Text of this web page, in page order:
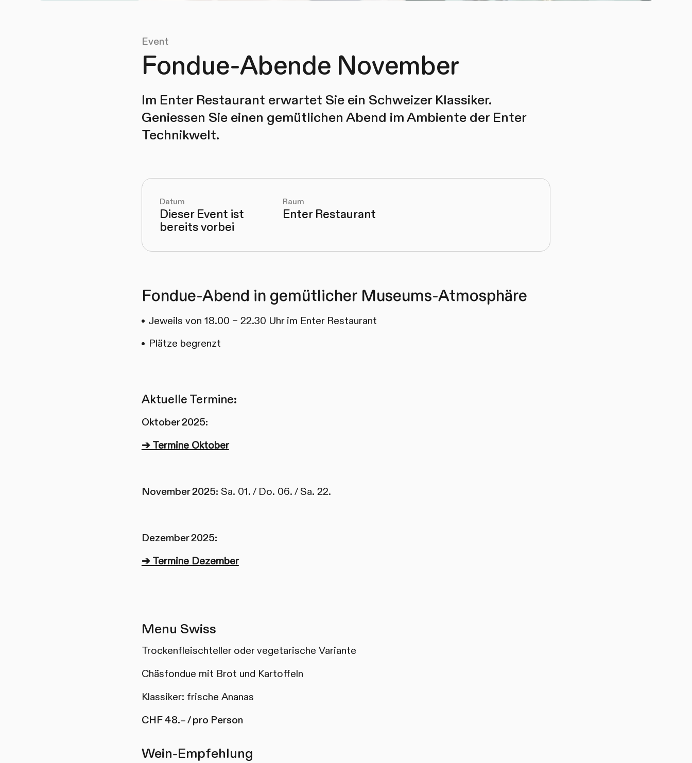
Event
Fondue-Abende November
Im Enter Restaurant erwartet Sie ein Schweizer Klassiker.
Geniessen Sie einen gemütlichen Abend im Ambiente der Enter
Technikwelt.
Datum
Dieser Event ist
bereits vorbei
Raum
Enter Restaurant
Fondue-Abend in gemütlicher Museums-Atmosphäre
Jeweils von 18.00 – 22.30 Uhr im Enter Restaurant
Plätze begrenzt
Aktuelle Termine:
Oktober 2025:
➔ Termine Oktober
November 2025: Sa. 01. / Do. 06. / Sa. 22.
Dezember 2025:
➔ Termine Dezember
Menu Swiss
Trockenfleischteller oder vegetarische Variante
Chäsfondue mit Brot und Kartoffeln
Klassiker: frische Ananas
CHF 48.– / pro Person
Wein-Empfehlung